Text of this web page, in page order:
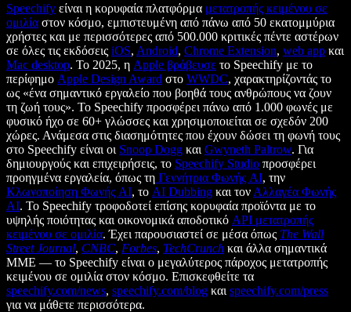
Speechify είναι η κορυφαία πλατφόρμα μετατροπής κειμένου σε
ομιλία στον κόσμο, εμπιστευμένη από πάνω από 50 εκατομμύρια
χρήστες και με περισσότερες από 500.000 κριτικές πέντε αστέρων
σε όλες τις εκδόσεις iOS, Android, Chrome Extension, web app και
Mac desktop. Το 2025, η Apple βράβευσε το Speechify με το
περίφημο Apple Design Award στο WWDC, χαρακτηρίζοντάς το
ως «ένα σημαντικό εργαλείο που βοηθά τους ανθρώπους να ζουν
τη ζωή τους». Το Speechify προσφέρει πάνω από 1.000 φωνές με
φυσικό ήχο σε 60+ γλώσσες και χρησιμοποιείται σε σχεδόν 200
χώρες. Ανάμεσα στις διασημότητες που έχουν δώσει τη φωνή τους
στο Speechify είναι οι Snoop Dogg και Gwyneth Paltrow. Για
δημιουργούς και επιχειρήσεις, το Speechify Studio προσφέρει
προηγμένα εργαλεία, όπως τη Γεννήτρια Φωνής AI, την
Κλωνοποίηση Φωνής AI, το AI Dubbing και τον Αλλαγέα Φωνής
AI. Το Speechify τροφοδοτεί επίσης κορυφαία προϊόντα με το
υψηλής ποιότητας και οικονομικά αποδοτικό API μετατροπής
κειμένου σε ομιλία. Έχει παρουσιαστεί σε μέσα όπως The Wall
Street Journal, CNBC, Forbes, TechCrunch και άλλα σημαντικά
ΜΜΕ — το Speechify είναι ο μεγαλύτερος πάροχος μετατροπής
κειμένου σε ομιλία στον κόσμο. Επισκεφθείτε τα
speechify.com/news, speechify.com/blog και speechify.com/press
για να μάθετε περισσότερα.